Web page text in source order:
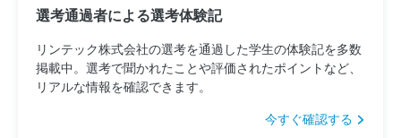
選考通過者による選考体験記
リンテック株式会社の選考を通過した学生の体験記を多数
掲載中。選考で聞かれたことや評価されたポイントなど、
リアルな情報を確認できます。
今すぐ確認する